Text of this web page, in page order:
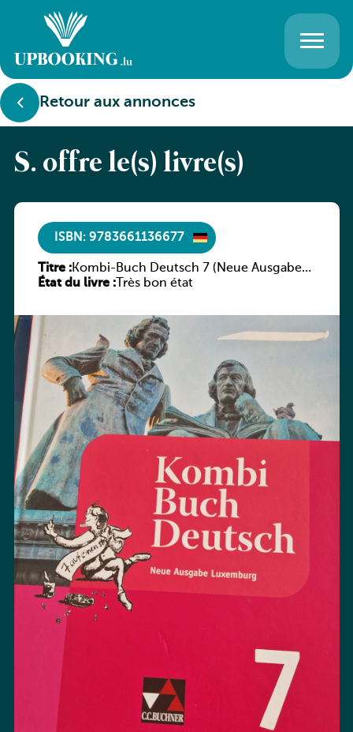
Retour aux annonces
S. offre le(s) livre(s)
ISBN: 9783661136677
Titre :Kombi-Buch Deutsch 7 (Neue Ausgabe
Luxemburg)
État du livre :Très bon état